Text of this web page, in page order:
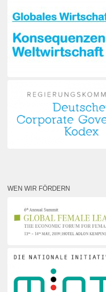
WEN WIR FÖRDERN